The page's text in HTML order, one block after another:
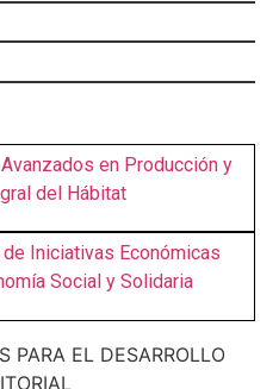
en Producción y
del Hábitat
Iniciativas Económicas
Social y Solidaria
PARA EL DESARROLLO